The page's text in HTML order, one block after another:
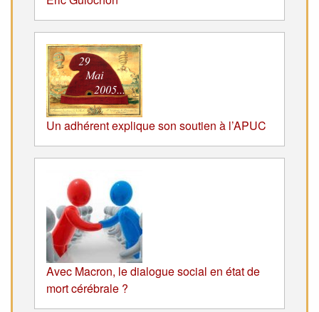
Un adhérent explique son soutien à l’APUC
Avec Macron, le dialogue social en état de
mort cérébrale ?